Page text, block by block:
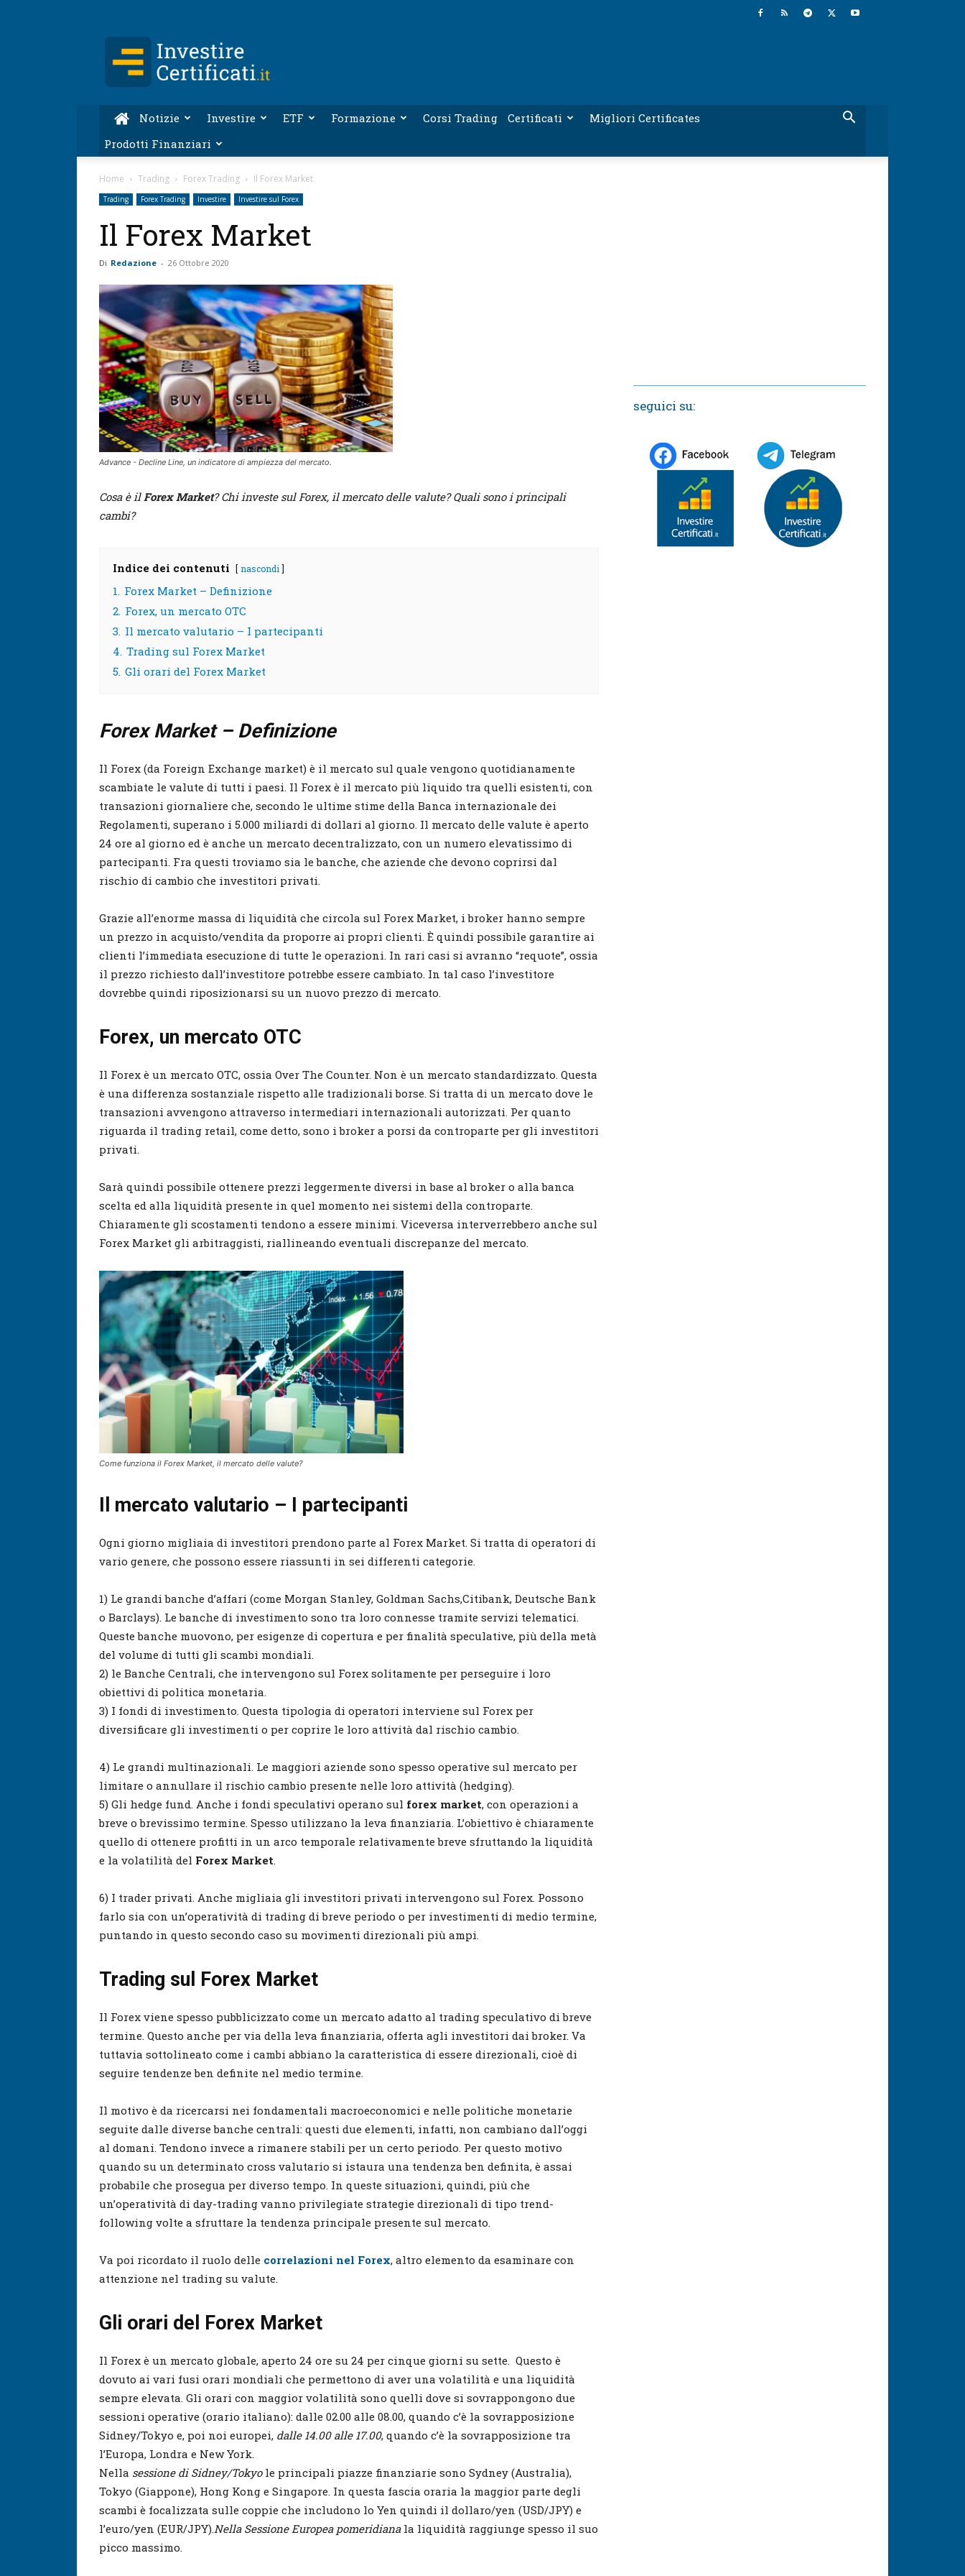
Certificati.it
Notizie Investire ETF Formazione Corsi Trading Certificati
Migliori Certificates
Prodotti Finanziari
Home Trading Forex Trading Il Forex Market
Trading Forex Trading Investire Investire sul Forex
Il Forex Market
Di Redazione - 26 Ottobre 2020
Advance - Decline Line, un indicatore di ampiezza del mercato.
Cosa è ilForex Market? Chi investe sul Forex, il mercato delle valute? Quali sono i principali
cambi?
Indice dei contenuti nascondi
1. Forex Market – Definizione
2. Forex, un mercato OTC
3. Il mercato valutario – I partecipanti
4. Trading sul Forex Market
5. Gli orari del Forex Market
Forex Market – Definizione
Il Forex (da Foreign Exchange market) è il mercato sul quale vengono quotidianamente
scambiate le valute di tutti i paesi. Il Forex è il mercato più liquido tra quelli esistenti, con
transazioni giornaliere che, secondo le ultime stime della Banca internazionale dei
Regolamenti, superano i 5.000 miliardi di dollari al giorno. Il mercato delle valute è aperto
24 ore al giorno ed è anche un mercato decentralizzato, con un numero elevatissimo di
partecipanti. Fra questi troviamo sia le banche, che aziende che devono coprirsi dal
rischio di cambio che investitori privati.
Grazie all’enorme massa di liquidità che circola sul Forex Market, i broker hanno sempre
un prezzo in acquisto/vendita da proporre ai propri clienti. È quindi possibile garantire ai
clienti l’immediata esecuzione di tutte le operazioni. In rari casi si avranno “requote”, ossia
il prezzo richiesto dall’investitore potrebbe essere cambiato. In tal caso l’investitore
dovrebbe quindi riposizionarsi su un nuovo prezzo di mercato.
Forex, un mercato OTC
Il Forex è un mercato OTC, ossia Over The Counter. Non è un mercato standardizzato. Questa
è una differenza sostanziale rispetto alle tradizionali borse. Si tratta di un mercato dove le
transazioni avvengono attraverso intermediari internazionali autorizzati. Per quanto
riguarda il trading retail, come detto, sono i broker a porsi da controparte per gli investitori
privati.
Sarà quindi possibile ottenere prezzi leggermente diversi in base al broker o alla banca
scelta ed alla liquidità presente in quel momento nei sistemi della controparte.
Chiaramente gli scostamenti tendono a essere minimi. Viceversa interverrebbero anche sul
Forex Market gli arbitraggisti, riallineando eventuali discrepanze del mercato.
Come funziona il Forex Market, il mercato delle valute?
Il mercato valutario – I partecipanti
Ogni giorno migliaia di investitori prendono parte al Forex Market. Si tratta di operatori di
vario genere, che possono essere riassunti in sei differenti categorie.
1) Le grandi banche d’affari (come Morgan Stanley, Goldman Sachs,Citibank, Deutsche Bank
o Barclays). Le banche di investimento sono tra loro connesse tramite servizi telematici.
Queste banche muovono, per esigenze di copertura e per finalità speculative, più della metà
del volume di tutti gli scambi mondiali.
2) le Banche Centrali, che intervengono sul Forex solitamente per perseguire i loro
obiettivi di politica monetaria.
3) I fondi di investimento. Questa tipologia di operatori interviene sul Forex per
diversificare gli investimenti o per coprire le loro attività dal rischio cambio.
4) Le grandi multinazionali. Le maggiori aziende sono spesso operative sul mercato per
limitare o annullare il rischio cambio presente nelle loro attività (hedging).
5) Gli hedge fund. Anche i fondi speculativi operano sul forex market, con operazioni a
breve o brevissimo termine. Spesso utilizzano la leva finanziaria. L’obiettivo è chiaramente
quello di ottenere profitti in un arco temporale relativamente breve sfruttando la liquidità
e la volatilità del Forex Market.
6) I trader privati. Anche migliaia gli investitori privati intervengono sul Forex. Possono
farlo sia con un’operatività di trading di breve periodo o per investimenti di medio termine,
puntando in questo secondo caso su movimenti direzionali più ampi.
Trading sul Forex Market
Il Forex viene spesso pubblicizzato come un mercato adatto al trading speculativo di breve
termine. Questo anche per via della leva finanziaria, offerta agli investitori dai broker. Va
tuttavia sottolineato come i cambi abbiano la caratteristica di essere direzionali, cioè di
seguire tendenze ben definite nel medio termine.
Il motivo è da ricercarsi nei fondamentali macroeconomici e nelle politiche monetarie
seguite dalle diverse banche centrali: questi due elementi, infatti, non cambiano dall’oggi
al domani. Tendono invece a rimanere stabili per un certo periodo. Per questo motivo
quando su un determinato cross valutario si istaura una tendenza ben definita, è assai
probabile che prosegua per diverso tempo. In queste situazioni, quindi, più che
un’operatività di day-trading vanno privilegiate strategie direzionali di tipo trend-
following volte a sfruttare la tendenza principale presente sul mercato.
Va poi ricordato il ruolo delle correlazioni nel Forex, altro elemento da esaminare con
attenzione nel trading su valute.
Gli orari del Forex Market
Il Forex è un mercato globale, aperto 24 ore su 24 per cinque giorni su sette. Questo è
dovuto ai vari fusi orari mondiali che permettono di aver una volatilità e una liquidità
sempre elevata. Gli orari con maggior volatilità sono quelli dove si sovrappongono due
sessioni operative (orario italiano): dalle 02.00 alle 08.00, quando c’è la sovrapposizione
Sidney/Tokyo e, poi noi europei, dalle 14.00 alle 17.00, quando c’è la sovrapposizione tra
l’Europa, Londra e New York.
Nella sessione di Sidney/Tokyole principali piazze finanziarie sono Sydney (Australia),
Tokyo (Giappone), Hong Kong e Singapore. In questa fascia oraria la maggior parte degli
scambi è focalizzata sulle coppie che includono lo Yen quindi il dollaro/yen (USD/JPY) e
l’euro/yen (EUR/JPY).Nella Sessione Europea pomeridianala liquidità raggiunge spesso il suo
picco massimo.
seguici su: